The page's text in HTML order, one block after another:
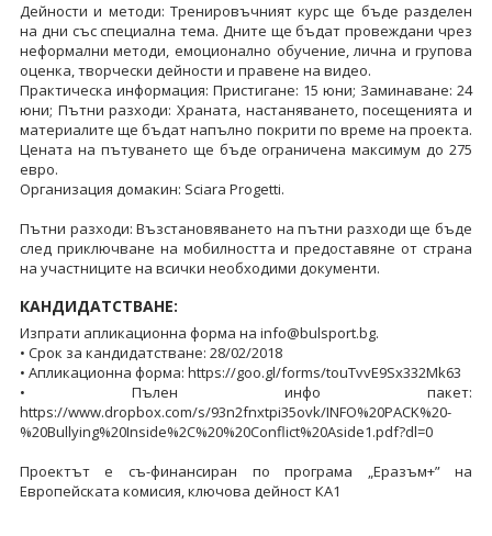
Дейности и методи: Тренировъчният курс ще бъде разделен
на дни със специална тема. Дните ще бъдат провеждани чрез
неформални методи, емоционално обучение, лична и групова
оценка, творчески дейности и правене на видео.
Практическа информация: Пристигане: 15 юни; Заминаване: 24
юни; Пътни разходи: Храната, настаняването, посещенията и
материалите ще бъдат напълно покрити по време на проекта.
Цената на пътуването ще бъде ограничена максимум до 275
евро.
Организация домакин: Sciara Progetti.
Пътни разходи: Възстановяването на пътни разходи ще бъде
след приключване на мобилността и предоставяне от страна
на участниците на всички необходими документи.
КАНДИДАТСТВАНЕ:
Изпрати апликационна форма на info@bulsport.bg.
• Срок за кандидатстване: 28/02/2018
• Апликационна форма: https://goo.gl/forms/touTvvE9Sx332Mk63
• Пълен инфо пакет:
https://www.dropbox.com/s/93n2fnxtpi35ovk/INFO%20PACK%20-
%20Bullying%20Inside%2C%20%20Conflict%20Aside1.pdf?dl=0
Проектът е съ-финансиран по програма „Еразъм+” на
Европейската комисия, ключова дейност КА1